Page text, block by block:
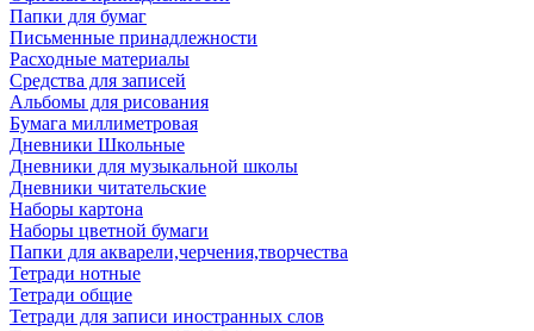
Папки для бумаг
Письменные принадлежности
Расходные материалы
Средства для записей
Альбомы для рисования
Бумага миллиметровая
Дневники Школьные
Дневники для музыкальной школы
Дневники читательские
Наборы картона
Наборы цветной бумаги
Папки для акварели,черчения,творчества
Тетради нотные
Тетради общие
Тетради для записи иностранных слов